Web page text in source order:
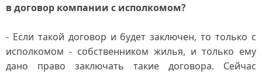
в договор компании с исполкомом?
- Если такой договор и будет заключен, то только с
исполкомом - собственником жилья, и только ему
дано право заключать такие договора. Сейчас